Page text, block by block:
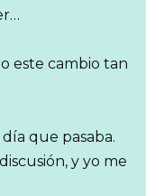
este cambio tan
que pasaba.
y yo me